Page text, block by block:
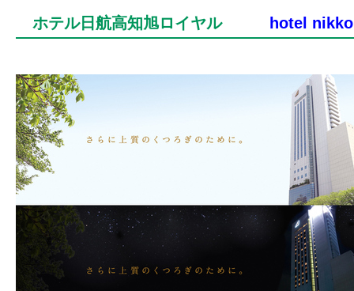
ホテル日航高知旭ロイヤル hotel